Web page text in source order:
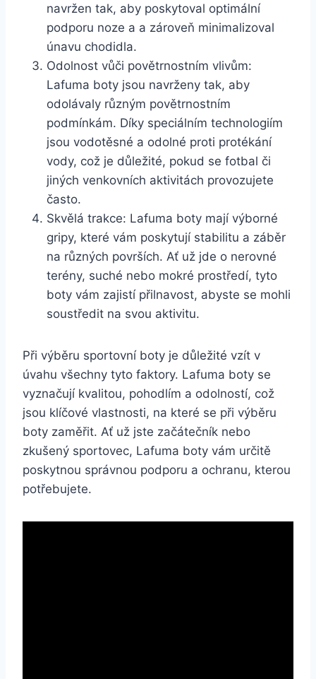
navržen tak, ⁢aby poskytoval optimální‌
podporu noze a a zároveň minimalizoval
únavu chodidla.
Odolnost vůči‍ povětrnostním⁣ vlivům:
Lafuma boty jsou navrženy tak,​ aby
odolávaly ⁢různým povětrnostním⁤
podmínkám. Díky speciálním technologiím
jsou⁣ vodotěsné a odolné proti protékání
vody,​ což je důležité, ⁣pokud se fotbal ⁢či
jiných ‌venkovních aktivitách provozujete⁤
často.
Skvělá trakce: Lafuma boty mají výborné
gripy,‌ které​ vám poskytují stabilitu a záběr
na různých površích.‌ Ať už jde o ‍nerovné
‌terény, suché nebo mokré prostředí, tyto‍
boty​ vám zajistí přilnavost, abyste se mohli‌
soustředit na svou ⁢aktivitu.
Při výběru sportovní boty je důležité vzít v
úvahu všechny tyto faktory. Lafuma boty se
vyznačují kvalitou, pohodlím a odolností, což
jsou klíčové vlastnosti, na které ⁤se při výběru
boty‌ zaměřit. Ať už jste začátečník nebo
zkušený sportovec, Lafuma boty vám určitě
poskytnou správnou podporu‍ a ochranu, kterou
potřebujete.